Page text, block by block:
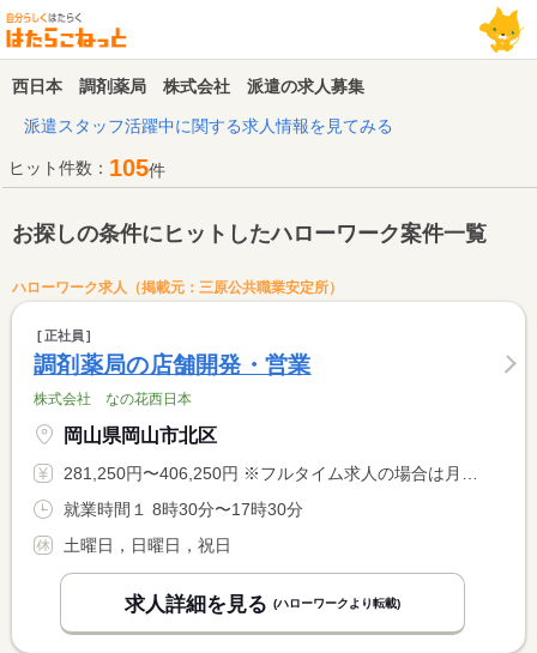
西日本 調剤薬局 株式会社 派遣の求人募集
派遣スタッフ活躍中に関する求人情報を見てみる
ヒット件数： 105件
お探しの条件にヒットしたハローワーク案件一覧
ハローワーク求人（掲載元：三原公共職業安定所）
正社員
調剤薬局の店舗開発・営業
株式会社 なの花西日本
岡山県岡山市北区
281,250円〜406,250円 ※フルタイム求人の場合は月額（換算額）、パート求人の場合は時間額を表示しています。
就業時間１ 8時30分〜17時30分
土曜日，日曜日，祝日
求人詳細を見る (ハローワークより転載)